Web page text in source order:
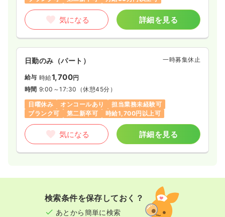
気になる 詳細を見る
日勤のみ（パート） 一時募集休止
給与 時給1,700円
時間 9:00～17:30 （休憩45分）
日曜休み
オンコールあり
担当業務未経験可
ブランク可
第二新卒可 時給1,700円以上可
気になる 詳細を見る
検索条件を保存しておく？
あとから簡単に検索